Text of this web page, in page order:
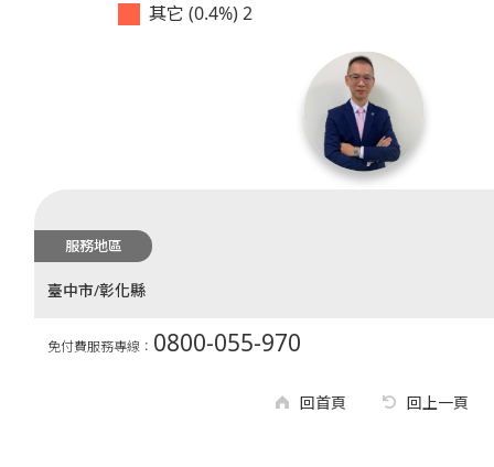
其它 (0.4%) 2
服務地區
臺中市/彰化縣
免付費服務專線： 0800-055-970
回首頁 回上一頁